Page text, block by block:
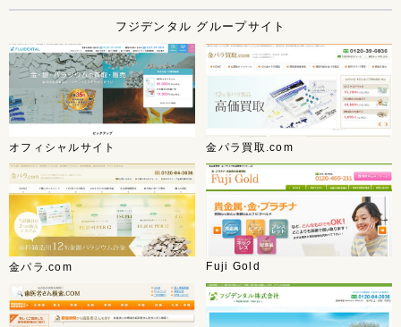
フジデンタル グループサイト
オフィシャルサイト 金パラ買取.com
金パラ.com Fuji Gold